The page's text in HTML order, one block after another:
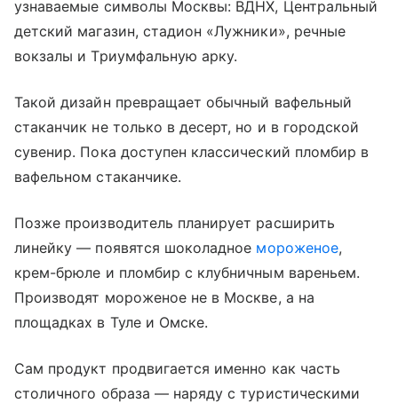
узнаваемые символы Москвы: ВДНХ, Центральный
детский магазин, стадион «Лужники», речные
вокзалы и Триумфальную арку.
Такой дизайн превращает обычный вафельный
стаканчик не только в десерт, но и в городской
сувенир. Пока доступен классический пломбир в
вафельном стаканчике.
Позже производитель планирует расширить
линейку — появятся шоколадное мороженое,
крем-брюле и пломбир с клубничным вареньем.
Производят мороженое не в Москве, а на
площадках в Туле и Омске.
Сам продукт продвигается именно как часть
столичного образа — наряду с туристическими